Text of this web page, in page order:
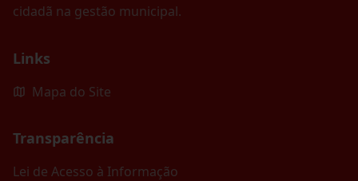
cidadã na gestão municipal.
Links
Mapa do Site
Transparência
Lei de Acesso à Informação